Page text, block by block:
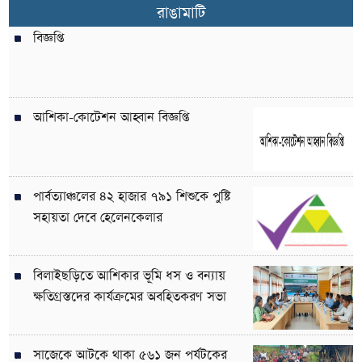
রাঙামাটি
বিজ্ঞপ্তি
আশিকা-কোটেশন আহ্বান বিজ্ঞপ্তি
পার্বত্যাঞ্চলের ৪২ হাজার ৭৯১ শিশুকে পুষ্টি
সহায়তা দেবে হেলেনকেলার
বিলাইছড়িতে আশিকার ভূমি ধস ও বন্যায়
ক্ষতিগ্রস্তদের কার্যক্রমের অবহিতকরণ সভা
সাজেকে আটকে থাকা ৫৬১ জন পর্যটকের